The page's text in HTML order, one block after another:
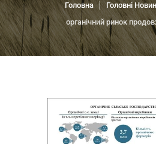
Головна Головні
органічний ринок